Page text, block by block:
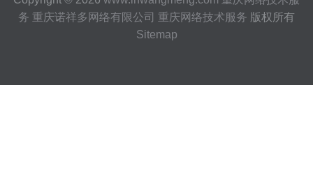
务 重庆诺祥多网络有限公司 重庆网络技术服务 版权所有
Sitemap